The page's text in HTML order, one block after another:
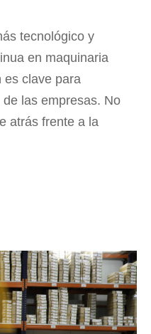
tecnológico y
en maquinaria
es clave para
las empresas. No
atrás frente a la